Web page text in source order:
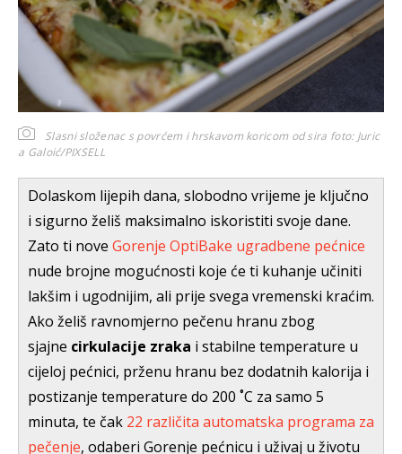
Slasni složenac s povrćem i hrskavom koricom od sira foto: Juric
a Galoić/PIXSELL
Dolaskom lijepih dana, slobodno vrijeme je ključno
i sigurno želiš maksimalno iskoristiti svoje dane.
Zato ti nove Gorenje OptiBake ugradbene pećnice
nude brojne mogućnosti koje će ti kuhanje učiniti
lakšim i ugodnijim, ali prije svega vremenski kraćim.
Ako želiš ravnomjerno pečenu hranu zbog
sjajne cirkulacije zraka i stabilne temperature u
cijeloj pećnici, prženu hranu bez dodatnih kalorija i
postizanje temperature do 200 ˚C za samo 5
minuta, te čak 22 različita automatska programa za
pečenje, odaberi Gorenje pećnicu i uživaj u životu